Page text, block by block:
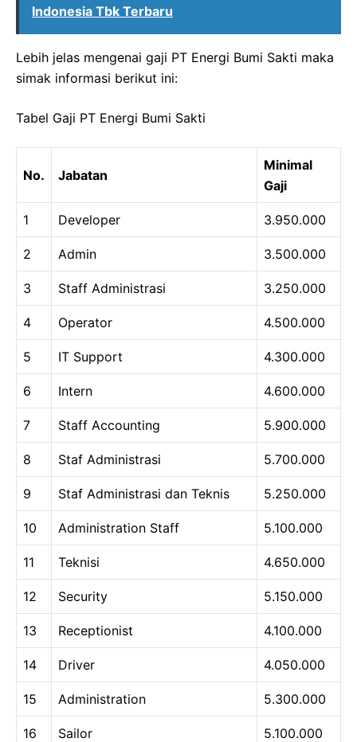
Indonesia Tbk Terbaru
Lebih jelas mengenai gaji PT Energi Bumi Sakti maka
simak informasi berikut ini:
Tabel Gaji PT Energi Bumi Sakti
No. Jabatan
Minimal
Gaji
1 Developer 3.950.000
2 Admin 3.500.000
3 Staff Administrasi 3.250.000
4 Operator 4.500.000
5 IT Support 4.300.000
6 Intern 4.600.000
7 Staff Accounting 5.900.000
8 Staf Administrasi 5.700.000
9 Staf Administrasi dan Teknis 5.250.000
10 Administration Staff 5.100.000
11 Teknisi 4.650.000
12 Security 5.150.000
13 Receptionist 4.100.000
14 Driver 4.050.000
15 Administration 5.300.000
16 Sailor 5.100.000